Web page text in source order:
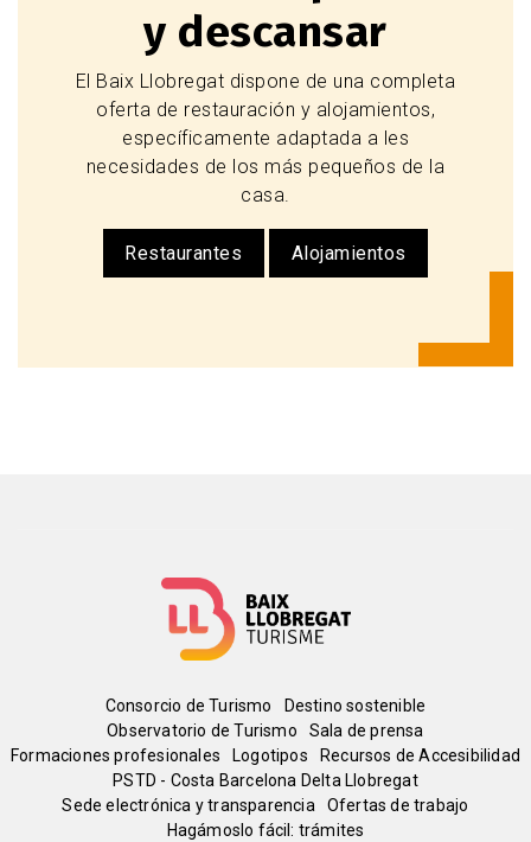
y descansar
El Baix Llobregat dispone de una completa
oferta de restauración y alojamientos,
específicamente adaptada a les
necesidades de los más pequeños de la
casa.
Restaurantes Alojamientos
Menú
del
pie
Consorcio de Turismo
Destino sostenible
Observatorio de Turismo
Sala de prensa
Formaciones profesionales
Logotipos
Recursos de Accesibilidad
PSTD - Costa Barcelona Delta Llobregat
Sede electrónica y transparencia
Ofertas de trabajo
Hagámoslo fácil: trámites